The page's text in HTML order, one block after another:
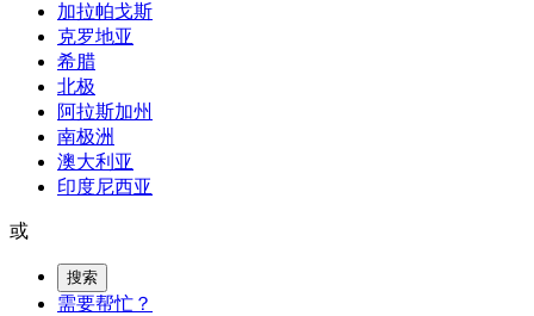
加拉帕戈斯
克罗地亚
希腊
北极
阿拉斯加州
南极洲
澳大利亚
印度尼西亚
或
搜索
需要帮忙？